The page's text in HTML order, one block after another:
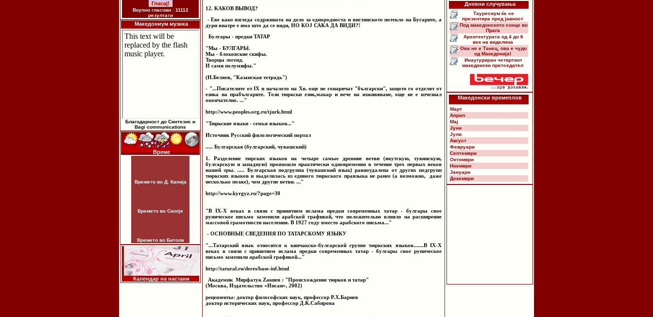
Вкупно гласови : 11112
резултати
Македониум музика
Благодарност до Синтезис и
Bagi communications
Време
Времето во Д. Капија
Времето во Скопје
Времето во Битола
Календар на настани
12. КАКОВ ВЫВОД?
- Еве како изгледа содржината на дело за еднородноста и вистинското потекло на Бугарите, а
дури внатре е има што да се види, НО КОЈ САКА ДА ВИДИ?!
Булгары - предки TATAP
"Мы - БУЛГАРЫ.
Мы - блоковские скифы.
Творцы легенд.
И сами полумифы."
(Н.Беляев, "Казанская тетрадь")
- "...Писателите от IX и началото на Хв. още не гонаричат "български", защото го отделят от
езика на прабългарите. Този тюркски език,макар и вече на изживяване, още не е изчезнал
окончателно. ..."
http://www.peoples.org.ru/tjurk.html
"Тюркские языки - семья языков..."
Источник Русский филологический портал
..... Булгарская (булгарский, чувашский)
1. Разделение тюрских языков на четыре самые древние ветви (якутскую, тувинскую,
булгарскую и западную) произошло практически одновременно в течение трех первых веков
нашей эры. ..... Булгарская подгруппа (чувашский язык) равноудалена от других подгрупп
тюркских языков и выделилась из единого тюркского праязыка не ранее (а возможно, даже
несколько позже), чем другие ветви. ..."
http://www.kyrgyz.ru/?page=30
"В IX-X веках в связи с принятием ислама предки современных татар - булгары свое
руническое письмо заменили арабской графикой, что положительно влияло на расширение
массовой грамотности населения. В 1927 году вместо арабского письма..."
- ОСНОВНЫЕ СВЕДЕНИЯ ПО ТАТАРСКОМУ ЯЗЫКУ
"...Татарский язык относится к кипчакско-булгарской группе тюркских языков.......В IX-X
веках в связи с принятием ислама предки современных татар - булгары свое руническое
письмо заменили арабской графикой..."
http://tatural.ru/deres/base-inf.html
Aкадемик Mирфатук Zакиев : "Происхождение тюрков и татар"
(Москва, Издательство «Инсан», 2002)
pецензенты: доктор философских наук, профессор Р.Х.Бариев
доктор исторических наук, профессор Д.К.Сабирова
Дневни случувања
Тауресиум ќе се
презентира пред јавност
Под македонското сонце во
Прага
Архитектурата од 4 до 6
век на виделина
Ова не е Танец, ова е чудо
од Македонија!
Инаугуриран четвртиот
македонски претседател
Македонски времеплов
Март
Април
Мај
Јуни
Јули
Август
Февруари
Септември
Октомври
Ноември
Јануари
Декември